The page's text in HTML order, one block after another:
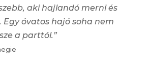
aki hajlandó merni és
Egy óvatos hajó soha nem
a parttól.”